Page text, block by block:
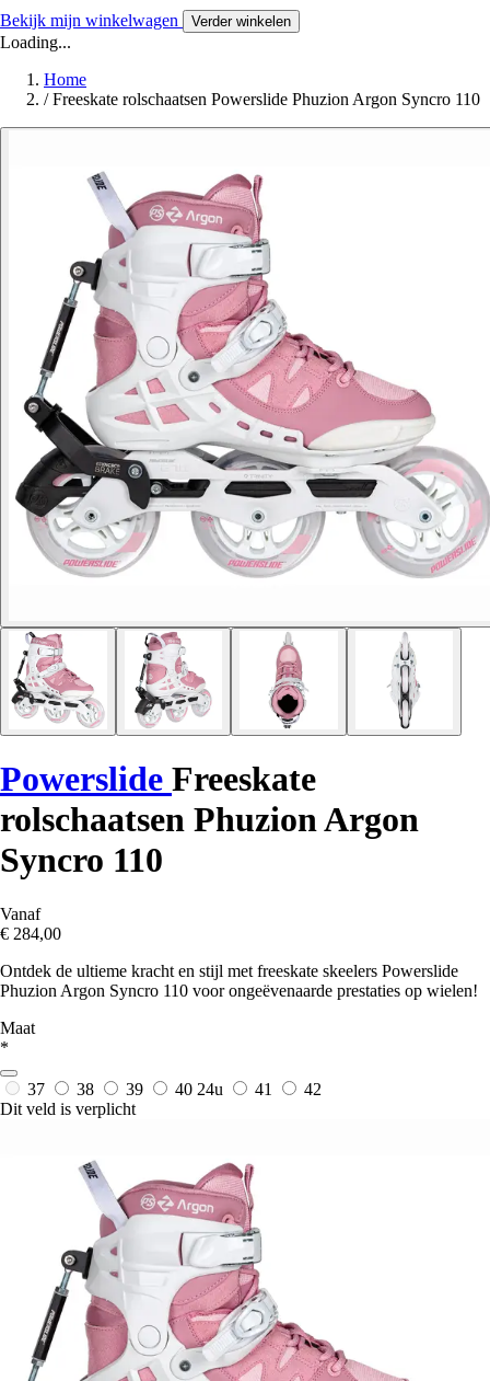
Bekijk mijn winkelwagen Verder winkelen
Loading...
Home
/ Freeskate rolschaatsen Powerslide Phuzion Argon Syncro 110
Powerslide Freeskate
rolschaatsen Phuzion Argon
Syncro 110
Vanaf
€ 284,00
Ontdek de ultieme kracht en stijl met freeskate skeelers Powerslide
Phuzion Argon Syncro 110 voor ongeëvenaarde prestaties op wielen!
Maat
*
37 38 39 40 24u 41
42
Dit veld is verplicht